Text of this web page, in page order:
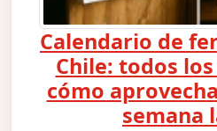
Calendario de
Chile: todos
cómo
semana